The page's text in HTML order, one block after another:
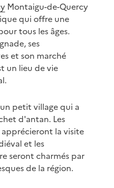
Montaigu-de-Quercy
qui offre une
tous les âges.
ses
et son marché
un lieu de vie
petit village qui a
d'antan. Les
la visite
et les
seront charmés par
de la région.